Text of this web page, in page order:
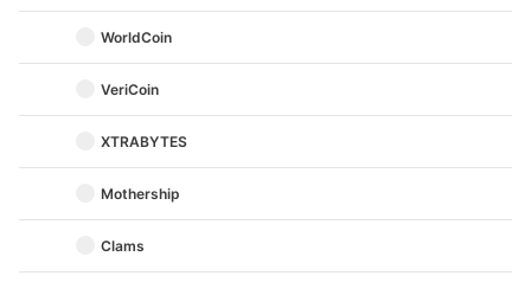
WorldCoin
VeriCoin
XTRABYTES
Mothership
Clams